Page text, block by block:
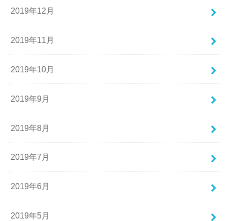
2019年12月
2019年11月
2019年10月
2019年9月
2019年8月
2019年7月
2019年6月
2019年5月